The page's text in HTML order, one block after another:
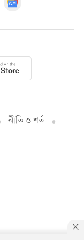
নীতি ও শর্ত